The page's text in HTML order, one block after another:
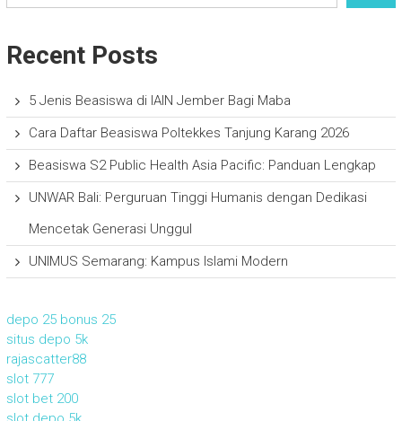
Recent Posts
5 Jenis Beasiswa di IAIN Jember Bagi Maba
Cara Daftar Beasiswa Poltekkes Tanjung Karang 2026
Beasiswa S2 Public Health Asia Pacific: Panduan Lengkap
UNWAR Bali: Perguruan Tinggi Humanis dengan Dedikasi
Mencetak Generasi Unggul
UNIMUS Semarang: Kampus Islami Modern
depo 25 bonus 25
situs depo 5k
rajascatter88
slot 777
slot bet 200